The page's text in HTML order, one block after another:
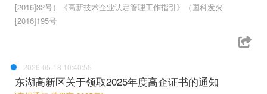
[2016]32号）《高新技术企业认定管理工作指引》（国科发火
[2016]195号
2026-05-18 10:40:55
东湖高新区关于领取2025年度高企证书的通知